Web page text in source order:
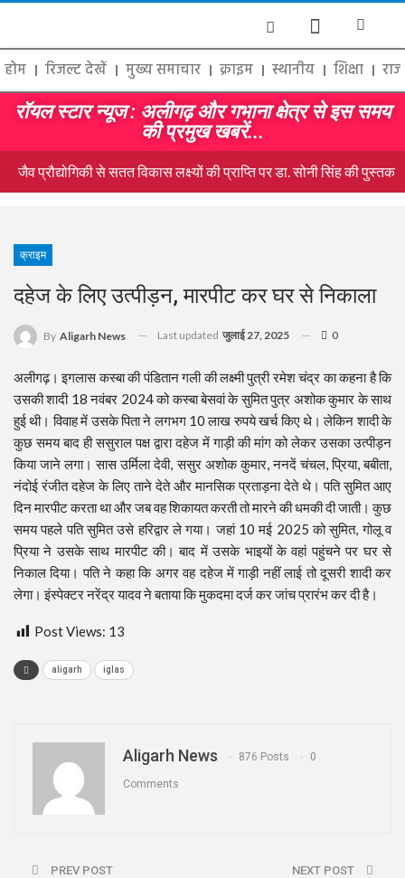
होम रिजल्ट देखें मुख्य समाचार क्राइम स्थानीय शिक्षा
रॉयल स्टार न्यूज : अलीगढ़ और गभाना क्षेत्र से इस समय
की प्रमुख खबरें...
जैव प्रौद्योगिकी से सतत विकास लक्ष्यों की प्राप्ति पर डा. सोनी सिंह की पुस्तक
क्राइम
दहेज के लिए उत्पीड़न, मारपीट कर घर से निकाला
By Aligarh News Last updated जुलाई 27, 2025 0
अलीगढ़। इगलास कस्बा की पंडितान गली की लक्ष्मी पुत्री रमेश चंद्र का कहना है कि
उसकी शादी 18 नवंबर 2024 को कस्बा बेसवां के सुमित पुत्र अशोक कुमार के साथ
हुई थी। विवाह में उसके पिता ने लगभग 10 लाख रुपये खर्च किए थे। लेकिन शादी के
कुछ समय बाद ही ससुराल पक्ष द्वारा दहेज में गाड़ी की मांग को लेकर उसका उत्पीड़न
किया जाने लगा। सास उर्मिला देवी, ससुर अशोक कुमार, ननदें चंचल, प्रिया, बबीता,
नंदोई रंजीत दहेज के लिए ताने देते और मानसिक प्रताड़ना देते थे। पति सुमित आए
दिन मारपीट करता था और जब वह शिकायत करती तो मारने की धमकी दी जाती। कुछ
समय पहले पति सुमित उसे हरिद्वार ले गया। जहां 10 मई 2025 को सुमित, गोलू व
प्रिया ने उसके साथ मारपीट की। बाद में उसके भाइयों के वहां पहुंचने पर घर से
निकाल दिया। पति ने कहा कि अगर वह दहेज में गाड़ी नहीं लाई तो दूसरी शादी कर
लेगा। इंस्पेक्टर नरेंद्र यादव ने बताया कि मुकदमा दर्ज कर जांच प्रारंभ कर दी है।
Post Views: 13
aligarh iglas
Aligarh News 876 Posts 0
Comments
PREV POST NEXT POST